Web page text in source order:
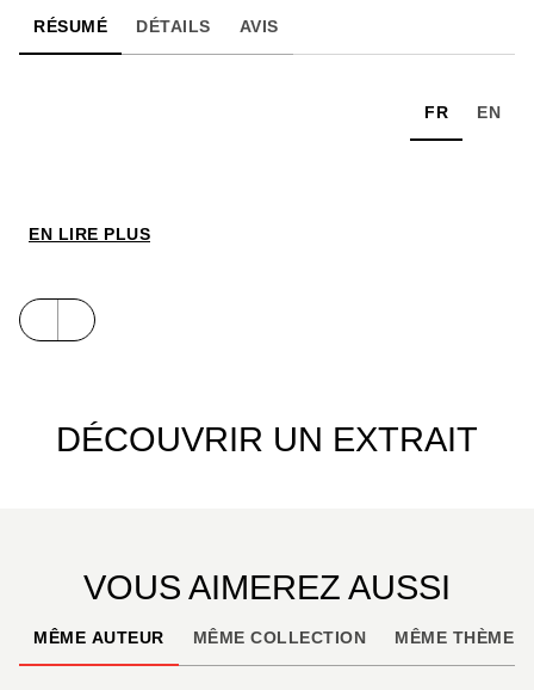
RÉSUMÉ DÉTAILS AVIS
FR EN
EN LIRE PLUS
DÉCOUVRIR UN EXTRAIT
VOUS AIMEREZ AUSSI
MÊME AUTEUR MÊME COLLECTION MÊME THÈME